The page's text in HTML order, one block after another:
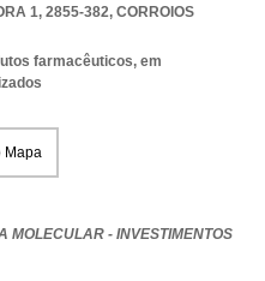
1, 2855-382, CORROIOS
farmacêuticos, em
Mapa
MOLECULAR - INVESTIMENTOS